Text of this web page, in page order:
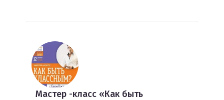
Мастер -класс «Как быть